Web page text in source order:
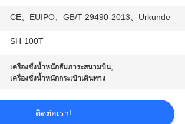
CE、EUIPO、GB/T 29490-2013、Urkunde
SH-100T
เครื่องชั่งน้ำหนักสัมภาระสนามบิน,
เครื่องชั่งน้ำหนักกระเป๋าเดินทาง
ติดต่อเรา!